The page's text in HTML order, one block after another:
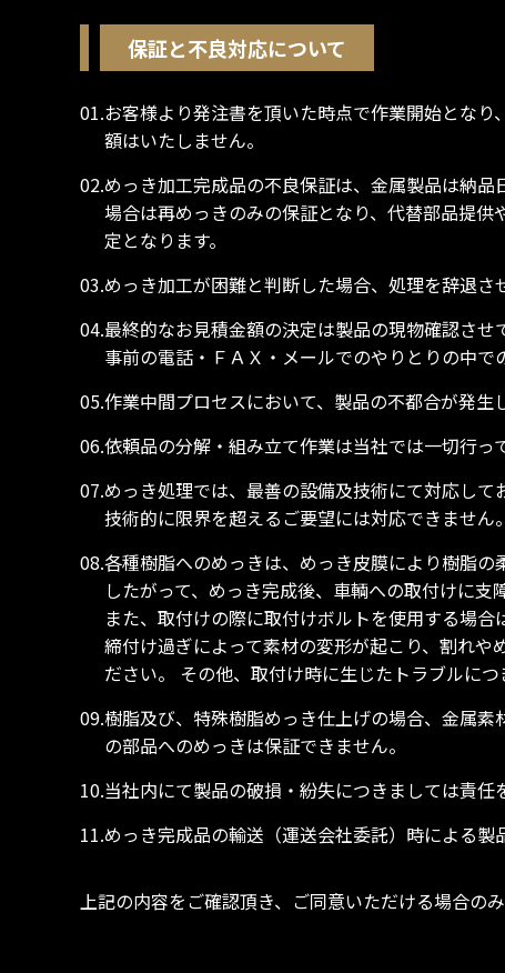
保証と不良対応について
01.お客様より発注書を頂いた時点で作業開始とな
額はいたしません。
02.めっき加工完成品の不良保証は、金属製品は納
場合は再めっきのみの保証となり、代替部品提
定となります。
03.めっき加工が困難と判断した場合、処理を辞退さ
04.最終的なお見積金額の決定は製品の現物確認させ
事前の電話・ＦＡＸ・メールでのやりとりの中で
05.作業中間プロセスにおいて、製品の不都合が発生
06.依頼品の分解・組み立て作業は当社では一切行
07.めっき処理では、最善の設備及技術にて対応して
技術的に限界を超えるご要望には対応できません。
08.各種樹脂へのめっきは、めっき皮膜により樹脂の
したがって、めっき完成後、車輌への取付けに
また、取付けの際に取付けボルトを使用する場合
締付け過ぎによって素材の変形が起こり、割れ
ださい。 その他、取付け時に生じたトラブルにつ
09.樹脂及び、特殊樹脂めっき仕上げの場合、金属
の部品へのめっきは保証できません。
10.当社内にて製品の破損・紛失につきましては責任
11.めっき完成品の輸送（運送会社委託）時による
上記の内容をご確認頂き、ご同意いただける場合の